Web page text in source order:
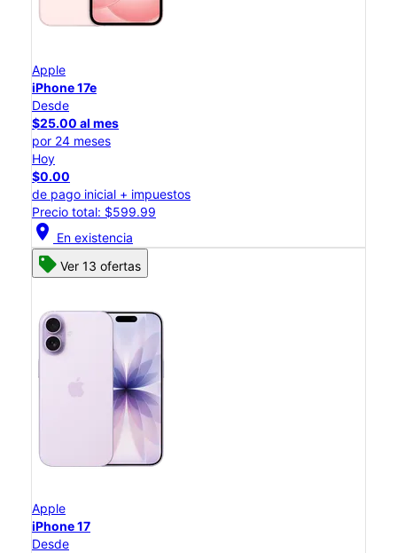
Apple
iPhone 17e
Desde
$25.00 al mes
por 24 meses
Hoy
$0.00
de pago inicial + impuestos
Precio total: $599.99
location_on En existencia
Ver 13 ofertas
Apple
iPhone 17
Desde